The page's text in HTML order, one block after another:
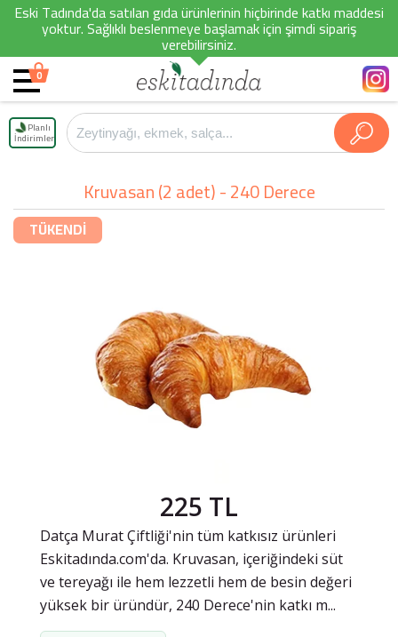
Eski Tadında'da satılan gıda ürünlerinin hiçbirinde katkı maddesi
yoktur. Sağlıklı beslenmeye başlamak için şimdi sipariş
verebilirsiniz.
0
Planlı
İndirimler
Kruvasan (2 adet) - 240 Derece
TÜKENDİ
225 TL
Datça Murat Çiftliği'nin tüm katkısız ürünleri
Eskitadında.com'da. Kruvasan, içeriğindeki süt
ve tereyağı ile hem lezzetli hem de besin değeri
yüksek bir üründür, 240 Derece'nin katkı m...